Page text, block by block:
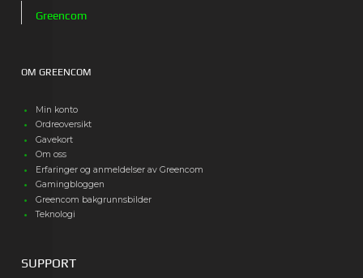
Greencom
OM GREENCOM
Min konto
Ordreoversikt
Gavekort
Om oss
Erfaringer og anmeldelser av Greencom
Gamingbloggen
Greencom bakgrunnsbilder
Teknologi
SUPPORT